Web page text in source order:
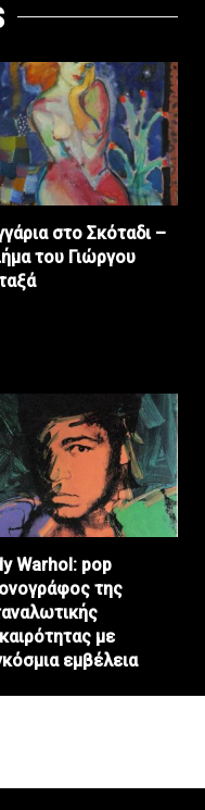
στο Σκόταδι –
του Γιώργου
Warhol: pop
της
με
εμβέλεια